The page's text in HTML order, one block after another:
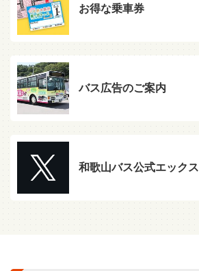
お得な乗車券
バス広告のご案内
和歌山バス公式エックス